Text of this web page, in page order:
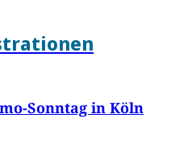
Sonntag in Köln